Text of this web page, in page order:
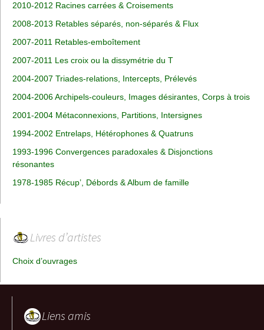
2010-2012 Racines carrées & Croisements
2008-2013 Retables séparés, non-séparés & Flux
2007-2011 Retables-emboîtement
2007-2011 Les croix ou la dissymétrie du T
2004-2007 Triades-relations, Intercepts, Prélevés
2004-2006 Archipels-couleurs, Images désirantes, Corps à trois
2001-2004 Métaconnexions, Partitions, Intersignes
1994-2002 Entrelaps, Hétérophones & Quatruns
1993-1996 Convergences paradoxales & Disjonctions
résonantes
1978-1985 Récup’, Débords & Album de famille
Livres d’artistes
Choix d’ouvrages
Liens amis